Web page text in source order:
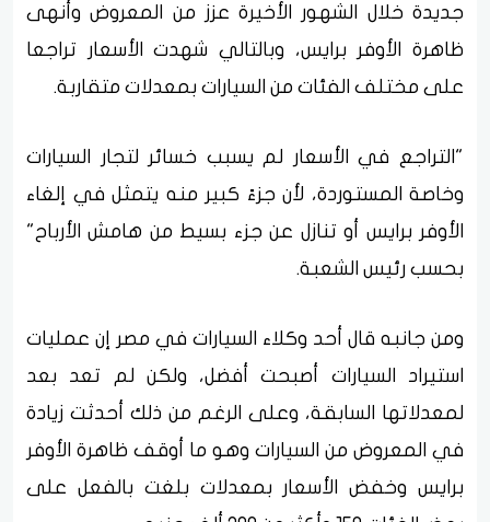
جديدة خلال الشهور الأخيرة عزز من المعروض وأنهى
ظاهرة الأوفر برايس، وبالتالي شهدت الأسعار تراجعا
على مختلف الفئات من السيارات بمعدلات متقاربة.
"التراجع في الأسعار لم يسبب خسائر لتجار السيارات
وخاصة المستوردة، لأن جزءً كبير منه يتمثل في إلغاء
الأوفر برايس أو تنازل عن جزء بسيط من هامش الأرباح"
بحسب رئيس الشعبة.
ومن جانبه قال أحد وكلاء السيارات في مصر إن عمليات
استيراد السيارات أصبحت أفضل، ولكن لم تعد بعد
لمعدلاتها السابقة، وعلى الرغم من ذلك أحدثت زيادة
في المعروض من السيارات وهو ما أوقف ظاهرة الأوفر
برايس وخفض الأسعار بمعدلات بلغت بالفعل على